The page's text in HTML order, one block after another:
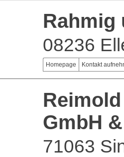
Rahmig
08236
Homepage Kontakt
GmbH
71063